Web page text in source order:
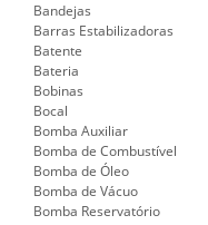
Bandejas
Barras Estabilizadoras
Batente
Bateria
Bobinas
Bocal
Bomba Auxiliar
Bomba de Combustível
Bomba de Óleo
Bomba de Vácuo
Bomba Reservatório